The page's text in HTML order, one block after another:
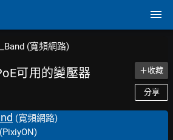
(寬頻網路)
可用的變壓器 ＋收藏
分享
(寬頻網路)
(PixiyON)